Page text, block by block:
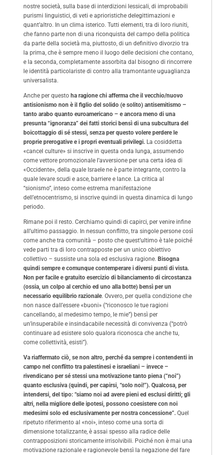
nostre società, sulla base di interdizioni lessicali, di improbabili
purismi linguistici, di veti e aprioristiche delegittimazioni e
quant’altro. In un clima isterico. Tutti elementi, tra di loro riuniti,
che fanno parte non di una riconquista del campo della politica
da parte della società ma, piuttosto, di un definitivo divorzio tra
la prima, che è sempre meno il luogo delle decisioni che contano,
e la seconda, completamente assorbita dal bisogno di rincorrere
le identità particolariste di contro alla tramontante uguaglianza
universalista.
Anche per questo ha ragione chi afferma che il vecchio/nuovo
antisionismo non è il figlio del solido (e solito) antisemitismo –
tanto arabo quanto euroamericano – e ancora meno di una
presunta “ignoranza” dei fatti storici bensì di una subcultura del
boicottaggio di sé stessi, senza per questo volere perdere le
proprie prerogative e i propri eventuali privilegi. La cosiddetta
«cancel culture» si inscrive in questa onda lunga, assumendo
come vettore promozionale l’avversione per una certa idea di
«Occidente», della quale Israele ne è parte integrante, contro la
quale levare scudi e asce, barriere e lance. La critica al
“sionismo”, inteso come estrema manifestazione
dell’etnocentrismo, si inscrive quindi in questa dinamica di lungo
periodo.
Rimane poi il resto. Cerchiamo quindi di capirci, per venire infine
all’ultimo passaggio. In nessun conflitto, tra singole persone così
come anche tra comunità – posto che quest’ultimo è tale poiché
vede parti tra di loro contrapposte per un unico obiettivo
collettivo – sussiste una sola ed esclusiva ragione. Bisogna
quindi sempre e comunque contemperare i diversi punti di vista.
Non per facile e gratuito esercizio di bilanciamento di circostanza
(ossia, un colpo al cerchio ed uno alla botte) bensì per un
necessario equilibrio razionale. Ovvero, per quella condizione che
non nasce dall’essere «buoni» (“riconosco le tue ragioni
cancellando, al medesimo tempo, le mie”) bensì per
un’insuperabile e insindacabile necessità di convivenza (“potrò
continuare ad esistere solo qualora riconosca che anche tu,
come collettività, esisti”).
Va riaffermato ciò, se non altro, perché da sempre i contendenti in
campo nel conflitto tra palestinesi e israeliani – invece –
rivendicano per sé stessi una motivazione tanto piena (“noi”)
quanto esclusiva (quindi, per capirsi, “solo noi!”). Qualcosa, per
intendersi, del tipo: “siamo noi ad avere pieni ed esclusi diritti; gli
altri, nella migliore delle ipotesi, possono coesistere con noi
medesimi solo ed esclusivamente per nostra concessione”. Quel
ripetuto riferimento al «noi», inteso come una sorta di
dimensione totalizzante, è assai spesso alla radice delle
contrapposizioni storicamente irrisolvibili. Poiché non è mai una
motivazione razionale e ragionevole bensì la negazione del fare